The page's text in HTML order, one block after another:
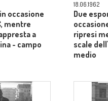
occasione
mentre
a
- campo
18.06.1962
Due
ripresi
scale
medio